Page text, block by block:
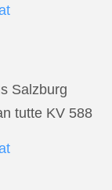
Salzburg
tutte KV 588